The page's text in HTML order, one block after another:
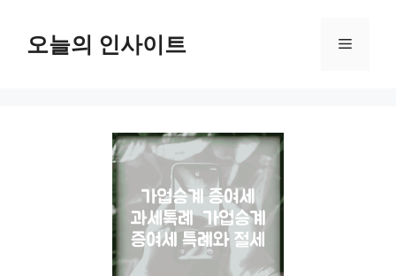
오늘의 인사이트 메